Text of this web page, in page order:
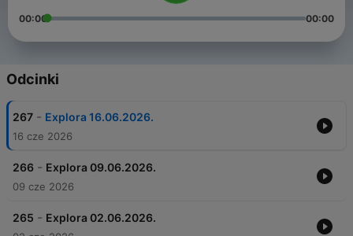
00:00 00:00
Odcinki
267 - Explora 16.06.2026.
16 cze 2026
266 - Explora 09.06.2026.
09 cze 2026
265 - Explora 02.06.2026.